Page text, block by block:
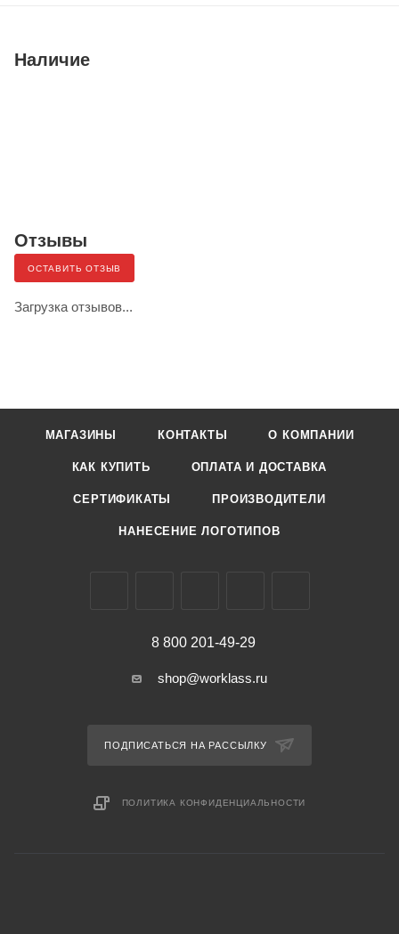
Наличие
Отзывы
ОСТАВИТЬ ОТЗЫВ
Загрузка отзывов...
МАГАЗИНЫ КОНТАКТЫ О КОМПАНИИ
КАК КУПИТЬ ОПЛАТА И ДОСТАВКА
СЕРТИФИКАТЫ ПРОИЗВОДИТЕЛИ
НАНЕСЕНИЕ ЛОГОТИПОВ
8 800 201-49-29
shop@worklass.ru
ПОДПИСАТЬСЯ НА РАССЫЛКУ
ПОЛИТИКА КОНФИДЕНЦИАЛЬНОСТИ